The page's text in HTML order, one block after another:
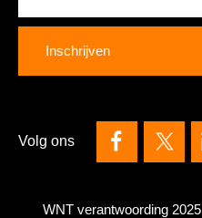
Inschrijven
Volg ons
WNT verantwoording 2025